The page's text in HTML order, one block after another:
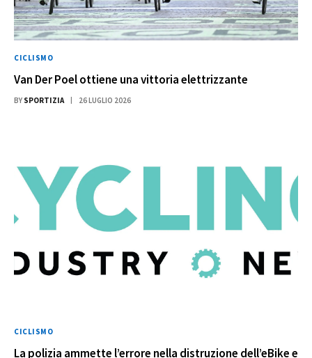
CICLISMO
Van Der Poel ottiene una vittoria elettrizzante
BY SPORTIZIA 26 LUGLIO 2026
CICLISMO
La polizia ammette l’errore nella distruzione dell’eBike e